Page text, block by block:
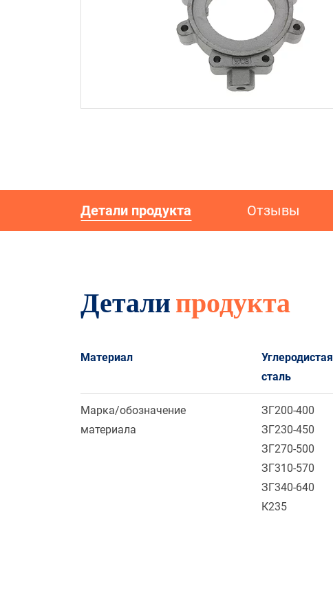
Детали продукта Отзывы
Детали продукта
Материал
Углеродистая
сталь
Марка/обозначение
материала
ЗГ200-400
ЗГ230-450
ЗГ270-500
ЗГ310-570
ЗГ340-640
К235